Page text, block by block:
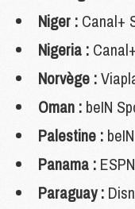
Niger : Canal+
Nigeria :
Norvège :
Oman : beIN
Palestine :
Panama :
Paraguay :